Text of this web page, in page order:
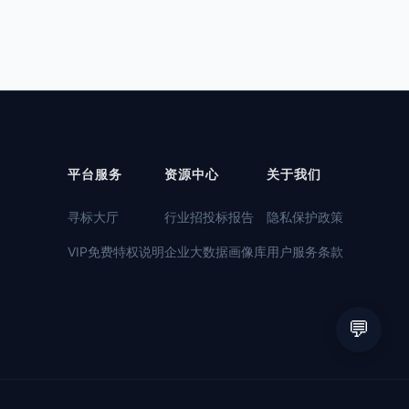
平台服务
寻标大厅
VIP免费特权说明
资源中心
行业招投标报告
企业大数据画像库
关于我们
隐私保护政策
用户服务条款
💬